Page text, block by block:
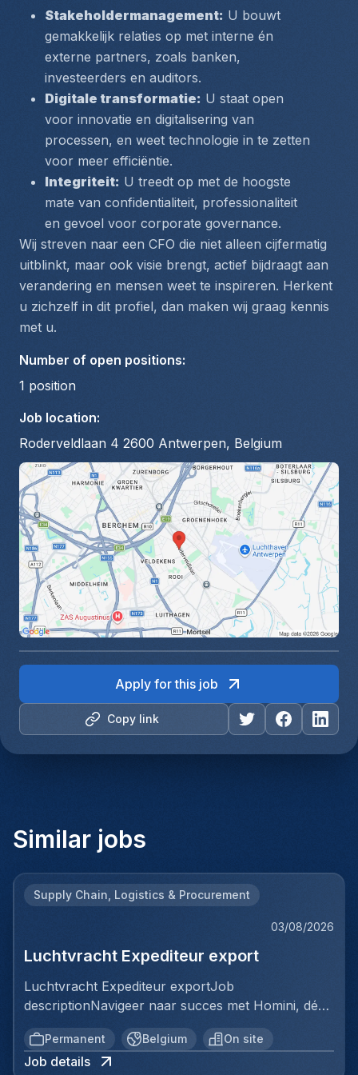
Stakeholdermanagement: U bouwt
gemakkelijk relaties op met interne én
externe partners, zoals banken,
investeerders en auditors.
Digitale transformatie: U staat open
voor innovatie en digitalisering van
processen, en weet technologie in te zetten
voor meer efficiëntie.
Integriteit: U treedt op met de hoogste
mate van confidentialiteit, professionaliteit
en gevoel voor corporate governance.
Wij streven naar een CFO die niet alleen cijfermatig
uitblinkt, maar ook visie brengt, actief bijdraagt aan
verandering en mensen weet te inspireren. Herkent
u zichzelf in dit profiel, dan maken wij graag kennis
met u.
Number of open positions:
1 position
Job location:
Roderveldlaan 4 2600 Antwerpen, Belgium
Copy link
Apply for this job
Similar jobs
Supply Chain, Logistics & Procurement
03/08/2026
Luchtvracht Expediteur export
Luchtvracht Expediteur exportJob
descriptionNavigeer naar succes met Homini, dé
brug tussen talent en uitmuntende opportuniteiten
binnen de arbeidsmarkt. Als voorloper in
wervingsdiensten, matchen we toptalent met
Permanent Belgium On site
Job details